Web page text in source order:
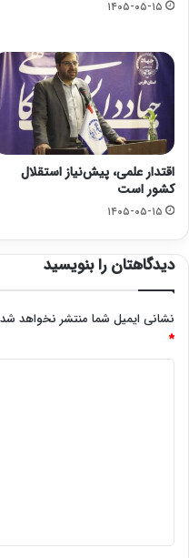
۱۴۰۵-۰۵-۱۵
اقتدار علمی، پیش‌نیاز استقلال
کشور است
۱۴۰۵-۰۵-۱۵
دیدگاهتان را بنویسید
نشانی ایمیل شما منتشر نخواهد
*